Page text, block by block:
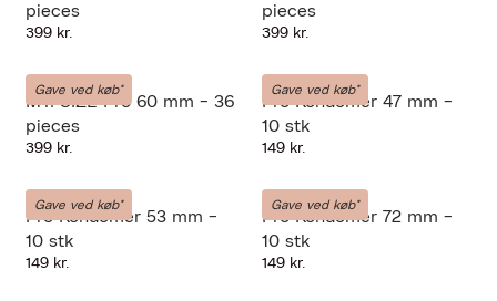
pieces
399 kr.
pieces
399 kr.
Gave ved køb*
MY-SIZE
MY. SIZE Pro 60 mm - 36
pieces
399 kr.
Gave ved køb*
MY-SIZE
Pro Kondomer 47 mm -
10 stk
149 kr.
Gave ved køb*
MY-SIZE
Pro Kondomer 53 mm -
10 stk
149 kr.
Gave ved køb*
MY-SIZE
Pro Kondomer 72 mm -
10 stk
149 kr.